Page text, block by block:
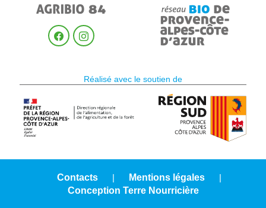
Réalisé avec le soutien de
Contacts | Mentions légales
|
Conception Terre Nourricière